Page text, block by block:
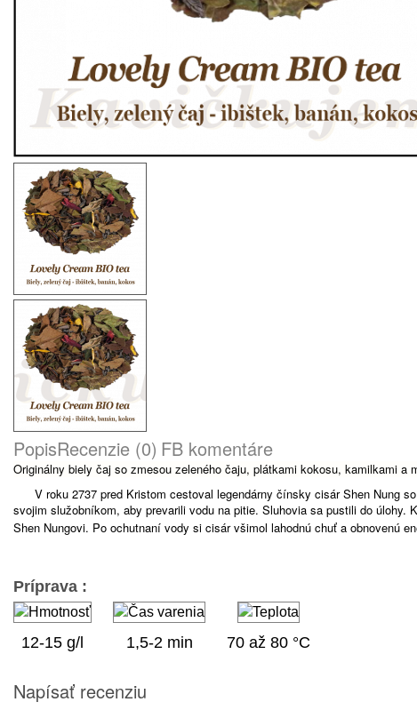
PopisRecenzie (0) FB komentáre
Originálny biely čaj so zmesou zeleného čaju, plátkami kokosu, kamilkami
V roku 2737 pred Kristom cestoval legendárny čínsky cisár Shen Nung
svojim služobníkom, aby prevarili vodu na pitie. Sluhovia sa pustili do úlohy.
Shen Nungovi. Po ochutnaní vody si cisár všimol lahodnú chuť a obnovenú
Príprava :
12-15 g/l 1,5-2 min 70 až 80 °C
Napísať recenziu